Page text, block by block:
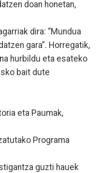
doan honetan,
dira: “Mundua
gara”. Horregatik,
hurbildu eta esateko
bait dute
eta Paumak,
Programa
guzti hauek